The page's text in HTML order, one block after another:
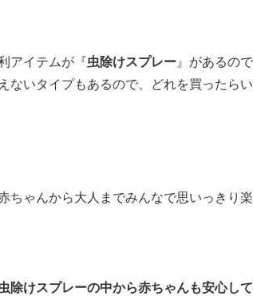
アイテムが『虫除けスプレー 』があるの
ないタイプもあるので、どれを買ったら
ちゃんから大人までみんなで思いっきり楽
除けスプレーの中から赤ちゃんも安心し